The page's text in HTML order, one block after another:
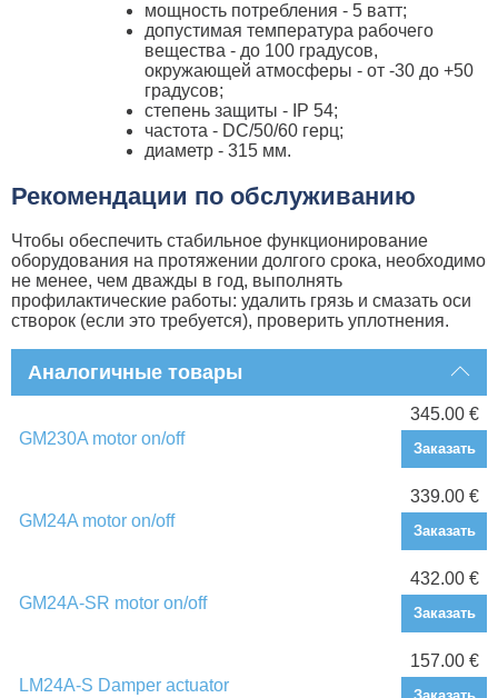
мощность потребления - 5 ватт;
допустимая температура рабочего
вещества - до 100 градусов,
окружающей атмосферы - от -30 до +50
градусов;
степень защиты - IP 54;
частота - DC/50/60 герц;
диаметр - 315 мм.
Рекомендации по обслуживанию
Чтобы обеспечить стабильное функционирование
оборудования на протяжении долгого срока, необходимо
не менее, чем дважды в год, выполнять
профилактические работы: удалить грязь и смазать оси
створок (если это требуется), проверить уплотнения.
Аналогичные товары
GM230A motor on/off
345.00 €
Заказать
GM24A motor on/off
339.00 €
Заказать
GM24A-SR motor on/off
432.00 €
Заказать
LM24A-S Damper actuator
157.00 €